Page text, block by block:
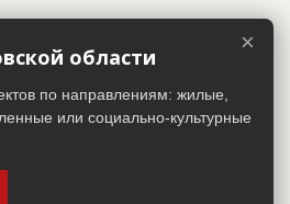
адресом можно считать адрес,
документах. Иногда
В официальных документах
строительный адрес,
типа "шестикомнатная
×
области
по направлениям: жилые,
или социально-культурные